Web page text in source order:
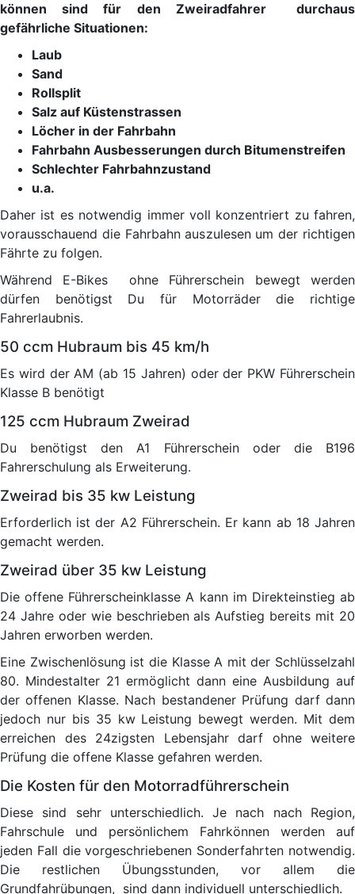
können sind für den Zweiradfahrer durchaus
gefährliche Situationen:
Laub
Sand
Rollsplit
Salz auf Küstenstrassen
Löcher in der Fahrbahn
Fahrbahn Ausbesserungen durch Bitumenstreifen
Schlechter Fahrbahnzustand
u.a.
Daher ist es notwendig immer voll konzentriert zu fahren,
vorausschauend die Fahrbahn auszulesen um der richtigen
Fährte zu folgen.
Während E-Bikes ohne Führerschein bewegt werden
dürfen benötigst Du für Motorräder die richtige
Fahrerlaubnis.
50 ccm Hubraum bis 45 km/h
Es wird der AM (ab 15 Jahren) oder der PKW Führerschein
Klasse B benötigt
125 ccm Hubraum Zweirad
Du benötigst den A1 Führerschein oder die B196
Fahrerschulung als Erweiterung.
Zweirad bis 35 kw Leistung
Erforderlich ist der A2 Führerschein. Er kann ab 18 Jahren
gemacht werden.
Zweirad über 35 kw Leistung
Die offene Führerscheinklasse A kann im Direkteinstieg ab
24 Jahre oder wie beschrieben als Aufstieg bereits mit 20
Jahren erworben werden.
Eine Zwischenlösung ist die Klasse A mit der Schlüsselzahl
80. Mindestalter 21 ermöglicht dann eine Ausbildung auf
der offenen Klasse. Nach bestandener Prüfung darf dann
jedoch nur bis 35 kw Leistung bewegt werden. Mit dem
erreichen des 24zigsten Lebensjahr darf ohne weitere
Prüfung die offene Klasse gefahren werden.
Die Kosten für den Motorradführerschein
Diese sind sehr unterschiedlich. Je nach nach Region,
Fahrschule und persönlichem Fahrkönnen werden auf
jeden Fall die vorgeschriebenen Sonderfahrten notwendig.
Die restlichen Übungsstunden, vor allem die
Grundfahrübungen, sind dann individuell unterschiedlich.